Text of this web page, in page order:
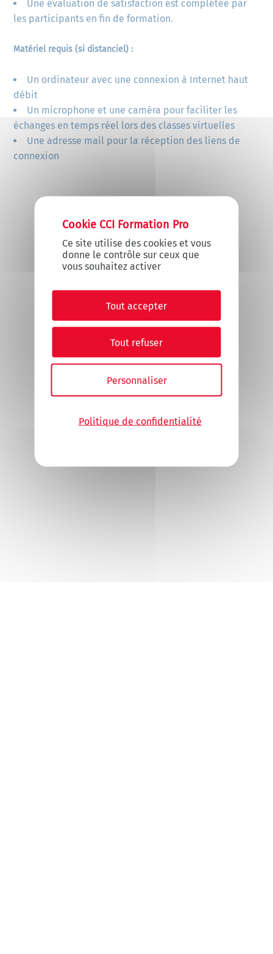
Ce site utilise des cookies et vous
donne le contrôle sur ceux que
vous souhaitez activer
Tout accepter
Tout refuser
Personnaliser
Politique de confidentialité
Une évaluation de satisfaction est complétée par
les participants en fin de formation.
Matériel requis (si distanciel) :
Un ordinateur avec une connexion à Internet haut
débit
Un microphone et une caméra pour faciliter les
échanges en temps réel lors des classes virtuelles
Une adresse mail pour la réception des liens de
connexion